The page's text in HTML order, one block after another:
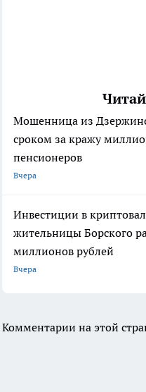
Мошенница из
сроком за кражу
пенсионеров
Вчера
Инвестиции в
жительницы Борского
миллионов рублей
Вчера
Комментарии на этой